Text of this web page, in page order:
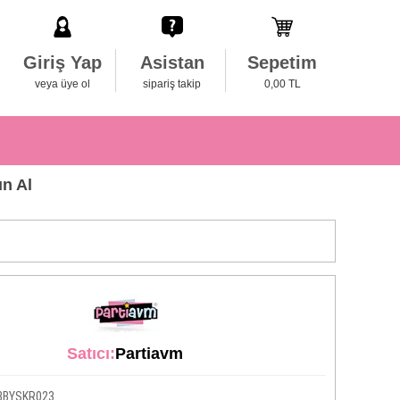
Giriş Yap
veya üye ol
Asistan
sipariş takip
Sepetim
0,00 TL
Al
Satıcı:Partiavm